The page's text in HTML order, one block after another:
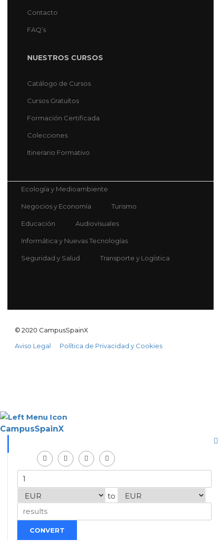
Contacto
FAQ’s
NUESTROS CURSOS
Catálogo de Cursos
Cursos Gratuítos
Formación Certificada
Colecciones
Itinerario Formativo
Ecología y Medioambiente
Negocios y Economía Turismo
Educación Audiovisuales
Informática y Nuevas Tecnologías
Seguridad y Salud Transporte y Logística
© 2020 CampusSpainX
Aviso Legal
Política de Privacidad y Cookies
CampusSpainX
to
CONVERT